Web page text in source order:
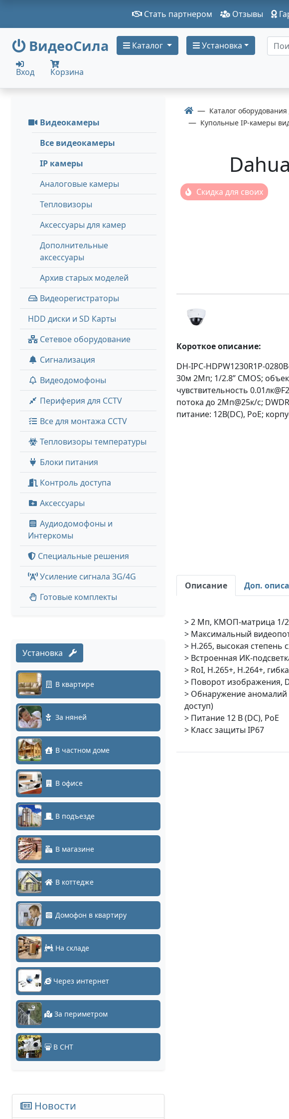
Стать партнером Отзывы
ВидеоСила Каталог Установка
Вход Корзина
Видеокамеры
Все видеокамеры
IP камеры
Аналоговые камеры
Тепловизоры
Аксессуары для камер
Дополнительные
аксессуары
Архив старых моделей
Видеорегистраторы
HDD диски и SD Карты
Сетевое оборудование
Сигнализация
Видеодомофоны
Периферия для CCTV
Все для монтажа CCTV
Тепловизоры температуры
Блоки питания
Контроль доступа
Аксессуары
Аудиодомофоны и
Интеркомы
Специальные решения
Усиление сигнала 3G/4G
Готовые комплекты
Установка
В квартире
За няней
В частном доме
В офисе
В подъезде
В магазине
В коттедже
Домофон в квартиру
На складе
Через интернет
За периметром
В СНТ
Новости
Каталог
Купольные IP-камеры
Скидка для своих
Короткое описание:
DH-IPC-HDPW1230R1P-
30м 2Мп; 1/2.8” CMOS;
чувствительность
потока до 2Мп@25к/с;
питание: 12В(DC), PoE;
Описание Доп.
> 2 Мп, КМОП-матрица 1/
> Максимальный
> H.265, высокая степень
> Встроенная ИК-
> RoI, H.265+, H.264+,
> Поворот изображения,
> Обнаружение аномалий
доступ)
> Питание 12 В (DC), PoE
> Класс защиты IP67